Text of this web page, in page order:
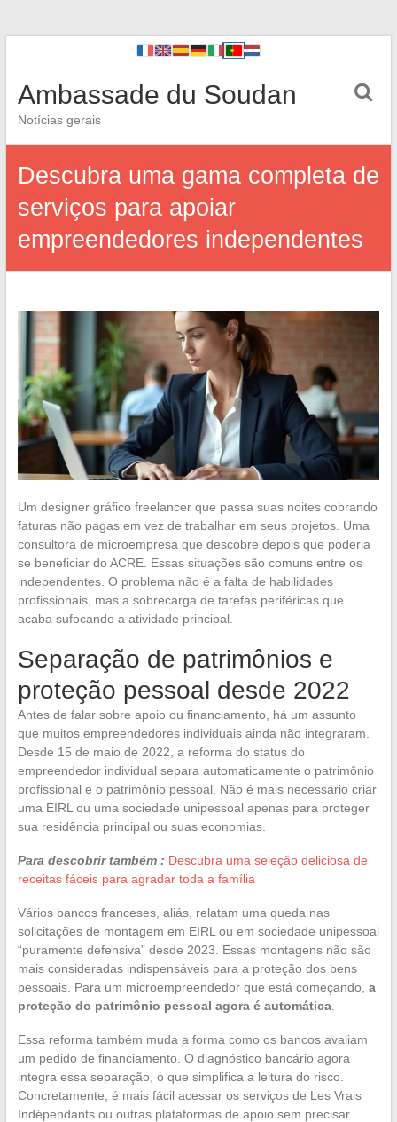
Ambassade du Soudan
Notícias gerais
Descubra uma gama completa de
serviços para apoiar
empreendedores independentes
Um designer gráfico freelancer que passa suas noites cobrando
faturas não pagas em vez de trabalhar em seus projetos. Uma
consultora de microempresa que descobre depois que poderia
se beneficiar do ACRE. Essas situações são comuns entre os
independentes. O problema não é a falta de habilidades
profissionais, mas a sobrecarga de tarefas periféricas que
acaba sufocando a atividade principal.
Separação de patrimônios e
proteção pessoal desde 2022
Antes de falar sobre apoio ou financiamento, há um assunto
que muitos empreendedores individuais ainda não integraram.
Desde 15 de maio de 2022, a reforma do status do
empreendedor individual separa automaticamente o patrimônio
profissional e o patrimônio pessoal. Não é mais necessário criar
uma EIRL ou uma sociedade unipessoal apenas para proteger
sua residência principal ou suas economias.
Para descobrir também : Descubra uma seleção deliciosa de
receitas fáceis para agradar toda a família
Vários bancos franceses, aliás, relatam uma queda nas
solicitações de montagem em EIRL ou em sociedade unipessoal
“puramente defensiva” desde 2023. Essas montagens não são
mais consideradas indispensáveis para a proteção dos bens
pessoais. Para um microempreendedor que está começando, a
proteção do patrimônio pessoal agora é automática.
Essa reforma também muda a forma como os bancos avaliam
um pedido de financiamento. O diagnóstico bancário agora
integra essa separação, o que simplifica a leitura do risco.
Concretamente, é mais fácil acessar os serviços de Les Vrais
Indépendants ou outras plataformas de apoio sem precisar